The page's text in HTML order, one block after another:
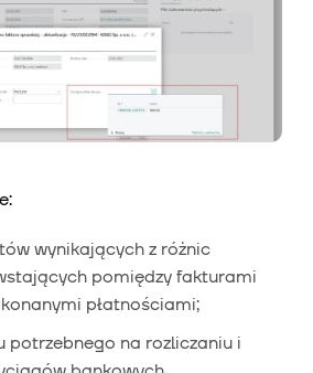
wynikających z różnic
pomiędzy fakturami
płatnościami;
potrzebnego na rozliczaniu i